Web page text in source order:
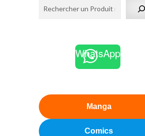
WhatsApp
Manga
Comics